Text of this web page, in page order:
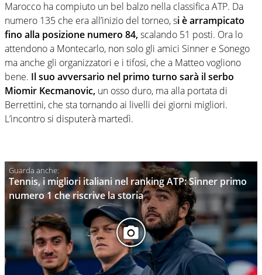
Marocco ha compiuto un bel balzo nella classifica ATP. Da
numero 135 che era all’inizio del torneo, si è arrampicato
fino alla posizione numero 84,scalando 51 posti. Ora lo
attendono a Montecarlo, non solo gli amici Sinner e Sonego
ma anche gli organizzatori e i tifosi, che a Matteo vogliono
bene. Il suo avversario nel primo turno sarà il serbo
Miomir Kecmanovic, un osso duro, ma alla portata di
Berrettini, che sta tornando ai livelli dei giorni migliori.
L’incontro si disputerà martedì.
Tennis, i migliori italiani nel ranking ATP: Sinner primo
numero 1 che riscrive la storia